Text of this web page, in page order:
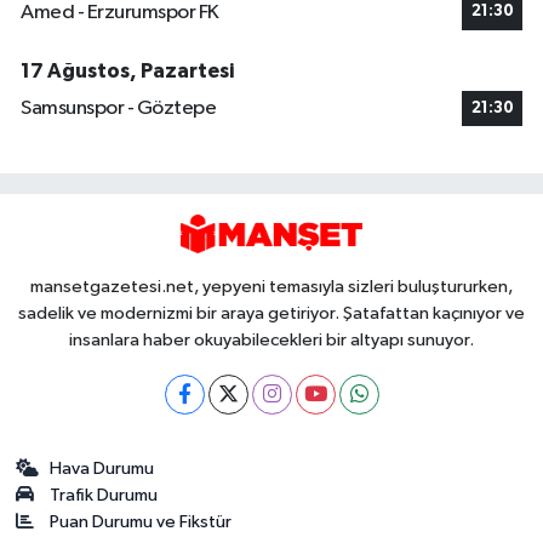
Amed - Erzurumspor FK 21:30
17 Ağustos, Pazartesi
Samsunspor - Göztepe
21:30
mansetgazetesi.net, yepyeni temasıyla sizleri buluştururken,
sadelik ve modernizmi bir araya getiriyor. Şatafattan kaçınıyor ve
insanlara haber okuyabilecekleri bir altyapı sunuyor.
Hava Durumu
Trafik Durumu
Puan Durumu ve Fikstür